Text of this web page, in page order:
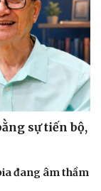
sự tiến bộ,
đang âm thầm